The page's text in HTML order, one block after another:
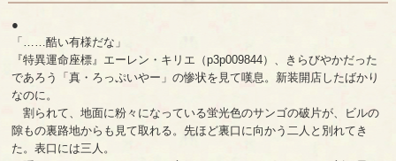
●
「……酷い有様だな」
『特異運命座標』エーレン・キリエ（p3p009844）、きらびやかだった
であろう「真・ろっぷいやー」の惨状を見て嘆息。新装開店したばかり
なのに。
割られて、地面に粉々になっている蛍光色のサンゴの破片が、ビルの
隙もの裏路地からも見て取れる。先ほど裏口に向かう二人と別れてき
た。表口には三人。